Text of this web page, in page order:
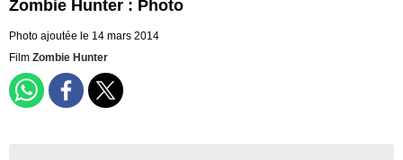
Zombie Hunter : Photo
Photo ajoutée le 14 mars 2014
Film Zombie Hunter